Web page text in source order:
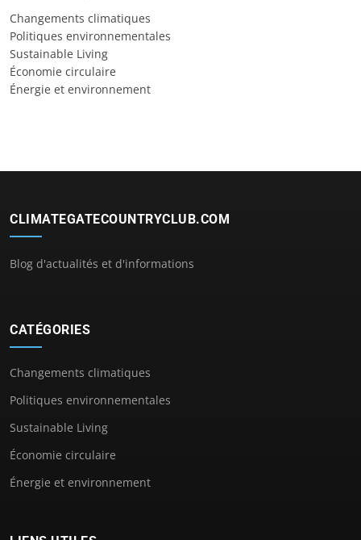
Changements climatiques
Politiques environnementales
Sustainable Living
Économie circulaire
Énergie et environnement
CLIMATEGATECOUNTRYCLUB.COM
Blog d'actualités et d'informations
CATÉGORIES
Changements climatiques
Politiques environnementales
Sustainable Living
Économie circulaire
Énergie et environnement